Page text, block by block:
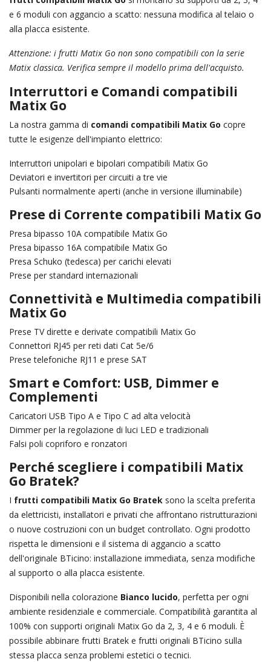
e 6 moduli con aggancio a scatto: nessuna modifica al telaio o
alla placca esistente.
Attenzione: i frutti Matix Go non sono compatibili con la serie
Matix classica. Verifica sempre il modello prima dell'acquisto.
Interruttori e Comandi compatibili
Matix Go
La nostra gamma di comandi compatibili Matix Go copre
tutte le esigenze dell'impianto elettrico:
Interruttori unipolari e bipolari compatibili Matix Go
Deviatori e invertitori per circuiti a tre vie
Pulsanti normalmente aperti (anche in versione illuminabile)
Prese di Corrente compatibili Matix Go
Presa bipasso 10A compatibile Matix Go
Presa bipasso 16A compatibile Matix Go
Presa Schuko (tedesca) per carichi elevati
Prese per standard internazionali
Connettività e Multimedia compatibili
Matix Go
Prese TV dirette e derivate compatibili Matix Go
Connettori RJ45 per reti dati Cat 5e/6
Prese telefoniche RJ11 e prese SAT
Smart e Comfort: USB, Dimmer e
Complementi
Caricatori USB Tipo A e Tipo C ad alta velocità
Dimmer per la regolazione di luci LED e tradizionali
Falsi poli copriforo e ronzatori
Perché scegliere i compatibili Matix
Go Bratek?
I frutti compatibili Matix Go Bratek sono la scelta preferita
da elettricisti, installatori e privati che affrontano ristrutturazioni
o nuove costruzioni con un budget controllato. Ogni prodotto
rispetta le dimensioni e il sistema di aggancio a scatto
dell'originale BTicino: installazione immediata, senza modifiche
al supporto o alla placca esistente.
Disponibili nella colorazione Bianco lucido, perfetta per ogni
ambiente residenziale e commerciale. Compatibilità garantita al
100% con supporti originali Matix Go da 2, 3, 4 e 6 moduli. È
possibile abbinare frutti Bratek e frutti originali BTicino sulla
stessa placca senza problemi estetici o tecnici.